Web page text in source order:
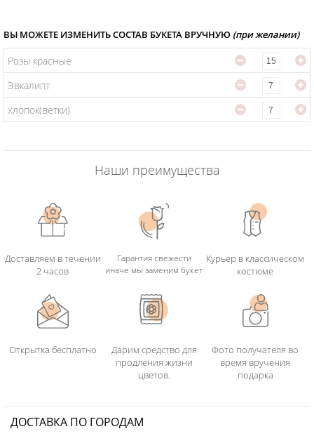
конусе с хлопком. С помощью этого презента можно
продемонстрировать ваши чувства к милому вашему сердцу
человеку, акцентировать степень почтения или поднять настрой
на ближайшие сутки. В магазине цветов и подарков CadouriOnline
вы можете купить сюрприз с доставкой на дом для любого события,
и в любое подходящее для вас время. Розы в конусе с хлопком,
привезем бережно, и всегда вовремя. Наша служба экспресс
- в течении дня с момента оплаты заказа
Наш онлайн магазин подарков предоставляет вам возможность
купить Розы в конусе с хлопком с доставкой всего в несколько
кликов благодаря нашей услуге доставки.
ВЫ МОЖЕТЕ ИЗМЕНИТЬ СОСТАВ БУКЕТА ВРУЧНУЮ (при желании)
Розы красные
Эвкалипт
хлопок(ветки)
Наши преимущества
Доставляем в течении
2 часов
Гарантия свежести
иначе мы заменим букет
Курьер в классическом
костюме
Открытка бесплатно
Дарим средство для
продления жизни
цветов.
Фото получателя во
время вручения
подарка
ДОСТАВКА ПО ГОРОДАМ